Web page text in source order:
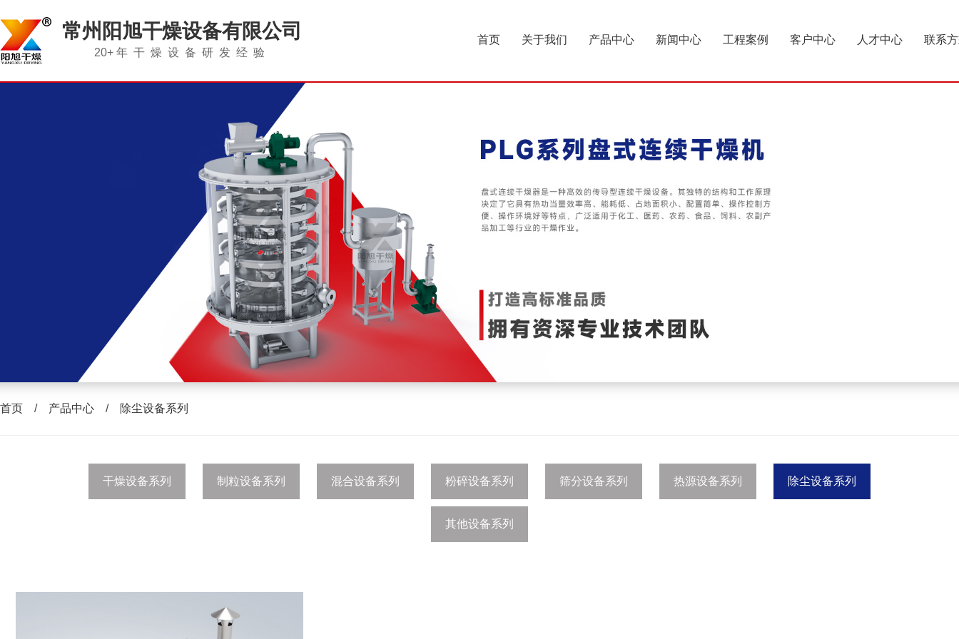
常州阳旭干燥设备有限公司
20+ 年干燥设备研发经验
首页 关于我们 产品中心 新闻中心 工程案例 客户中心 人才中心 联系
首页 / 产品中心 / 除尘设备系列
干燥设备系列 制粒设备系列 混合设备系列 粉碎设备系列 筛分设备系列 热源设备系列 除尘设备系列
其他设备系列